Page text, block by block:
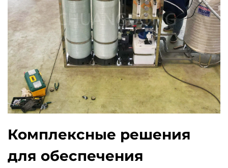
Комплексные решения
для обеспечения